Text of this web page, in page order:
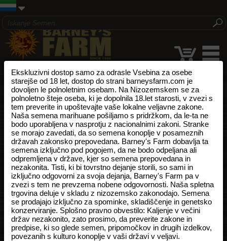
Ekskluzivni dostop samo za odrasle Vsebina za osebe
starejše od 18 let, dostop do strani barneysfarm.com je
dovoljen le polnoletnim osebam. Na Nizozemskem se za
polnoletno šteje oseba, ki je dopolnila 18.let starosti, v zvezi s
tem preverite in upoštevajte vaše lokalne veljavne zakone.
Naša semena marihuane pošiljamo s pridržkom, da le-ta ne
bodo uporabljena v nasprotju z nacionalnimi zakoni. Stranke
se morajo zavedati, da so semena konoplje v posameznih
državah zakonsko prepovedana. Barney's Farm dobavlja ta
semena izključno pod pogojem, da ne bodo odpeljana ali
odpremljena v države, kjer so semena prepovedana in
nezakonita. Tisti, ki bi tovrstno dejanje storili, so sami in
izključno odgovorni za svoja dejanja, Barney's Farm pa v
zvezi s tem ne prevzema nobene odgovornosti. Naša spletna
trgovina deluje v skladu z nizozemsko zakonodajo. Semena
se prodajajo izključno za spominke, skladiščenje in genetsko
konzerviranje. Splošno pravno obvestilo: Kaljenje v večini
držav nezakonito, zato prosimo, da preverite zakone in
predpise, ki so glede semen, pripomočkov in drugih izdelkov,
povezanih s kulturo konoplje v vaši državi v veljavi.